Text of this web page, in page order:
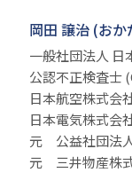
岡田 譲治 (お
一般社団法人
公認不正検査士
日本航空株式
日本電気株式
元 公益社団法
元 三井物産株